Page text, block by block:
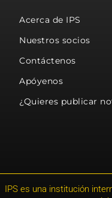
Acerca de IPS
Nuestros socios
Contáctenos
Apóyenos
¿Quieres publicar
IPS es una institución